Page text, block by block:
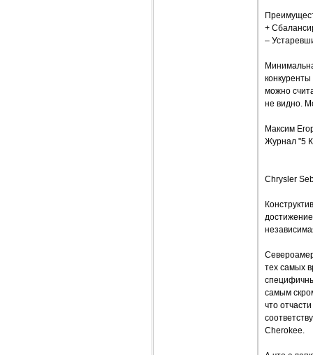
+
–
можно
не видно.
Максим
Журнал "5
Chrysler
тех самых
самым
что
Cherokee.